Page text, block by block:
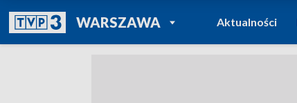
WARSZAWAPOWRÓT DO
TVP REGIONY
Aktualności